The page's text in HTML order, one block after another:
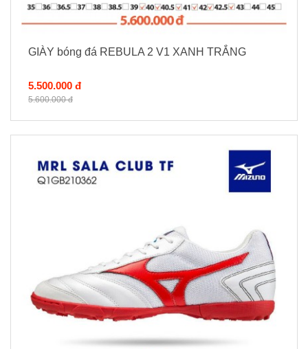
GIÀY bóng đá REBULA 2 V1 XANH TRẮNG
5.500.000 đ
5.600.000 đ